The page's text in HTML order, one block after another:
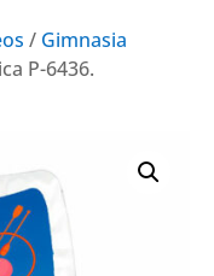
/ Gimnasia
P-6436.